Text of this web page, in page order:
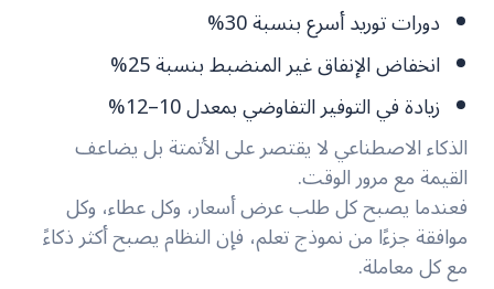
دورات توريد أسرع بنسبة 30%
انخفاض الإنفاق غير المنضبط بنسبة 25%
زيادة في التوفير التفاوضي بمعدل 10–12%
الذكاء الاصطناعي لا يقتصر على الأتمتة بل يضاعف
القيمة مع مرور الوقت.
فعندما يصبح كل طلب عرض أسعار، وكل عطاء، وكل
موافقة جزءًا من نموذج تعلم، فإن النظام يصبح أكثر ذكاءً
مع كل معاملة.